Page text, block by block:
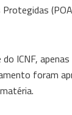
ICNF,
foram